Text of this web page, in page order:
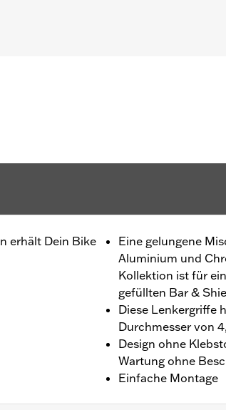
erhält Dein Bike
Eine gelungene
Aluminium und
Kollektion ist für
gefüllten Bar &
Diese Lenkergriffe
Durchmesser von
Design ohne
Wartung ohne
Einfache Montage